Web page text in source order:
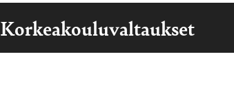
Korkeakouluvaltaukset